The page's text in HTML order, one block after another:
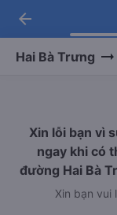
-
arrow_back
Hai Bà Trưng
Xin lỗi bạn vì
ngay khi có
đường Hai Bà
Xin bạn vui